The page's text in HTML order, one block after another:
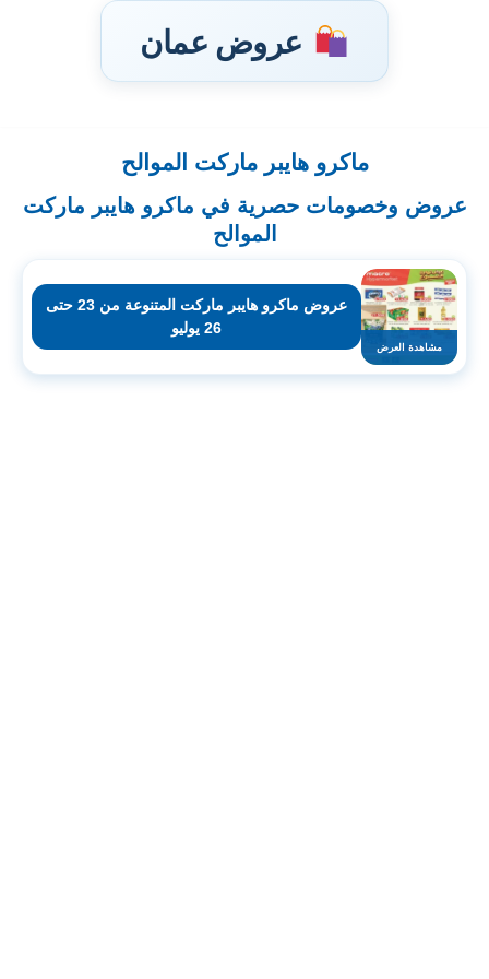
عروض عمان
إلى
ماكرو هايبر ماركت الموالح
عروض وخصومات حصرية في ماكرو هايبر ماركت
الموالح
مشاهدة العرض
عروض ماكرو هايبر ماركت المتنوعة من 23 حتى
26 يوليو